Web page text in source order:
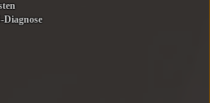
Diagnose